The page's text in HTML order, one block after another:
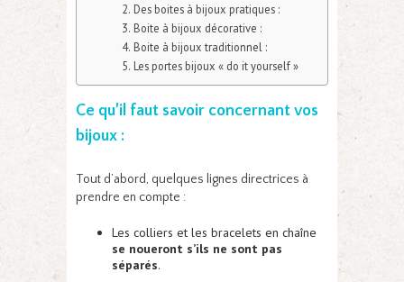
Des boites à bijoux pratiques :
Boite à bijoux décorative :
Boite à bijoux traditionnel :
Les portes bijoux « do it yourself »
Ce qu’il faut savoir concernant vos
bijoux :
Tout d’abord, quelques lignes directrices à
prendre en compte :
Les colliers et les bracelets en chaîne
se noueront s’ils ne sont pas
séparés.